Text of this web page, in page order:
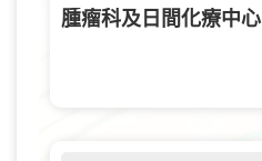
腫瘤科及日間化療中心